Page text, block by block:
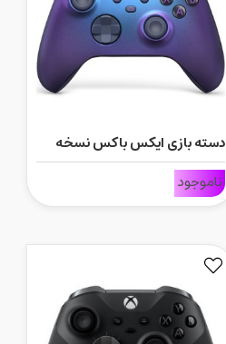
دسته بازی ایکس باکس نسخه
ویژه Stellar Shift سری جدید
ناموجود